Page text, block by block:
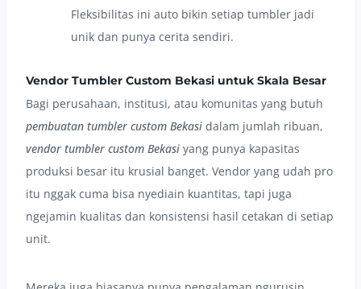
Fleksibilitas ini auto bikin setiap tumbler jadi
unik dan punya cerita sendiri.
Vendor Tumbler Custom Bekasi untuk Skala Besar
Bagi perusahaan, institusi, atau komunitas yang butuh
pembuatan tumbler custom Bekasi dalam jumlah ribuan,
vendor tumbler custom Bekasi yang punya kapasitas
produksi besar itu krusial banget. Vendor yang udah pro
itu nggak cuma bisa nyediain kuantitas, tapi juga
ngejamin kualitas dan konsistensi hasil cetakan di setiap
unit.